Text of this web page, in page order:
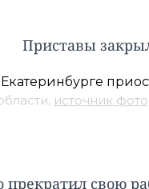
Приставы
источник фото
прекратил